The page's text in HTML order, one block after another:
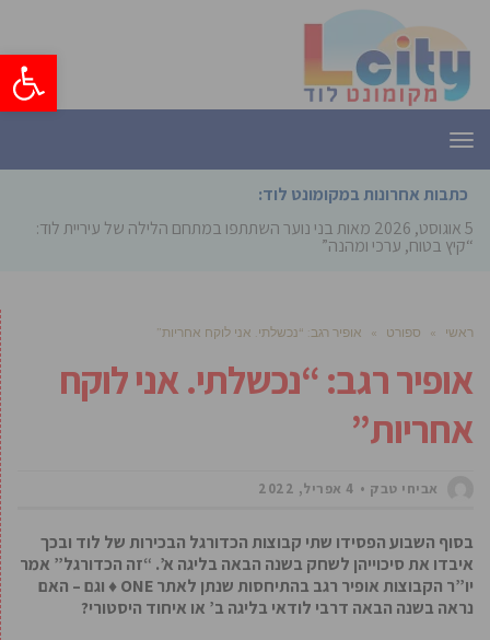
פתח
תפריט
כתבות אחרונות במקומונט לוד:
5 אוגוסט, 2026
מאות בני נוער השתתפו במתחם הלילה של עיריית לוד:
“קיץ בטוח, ערכי ומהנה”
ראשי » ספורט » אופיר רגב: “נכשלתי. אני לוקח אחריות”
אופיר רגב: “נכשלתי. אני לוקח
אחריות”
אביחי טבק 4 אפריל, 2022
בסוף השבוע הפסידו שתי קבוצות הכדורגל הבכירות של לוד ובכך
איבדו את סיכוייהן לשחק בשנה הבאה בליגה א’. “זה הכדורגל” אמר
יו”ר הקבוצות אופיר רגב בהתיחסות שנתן לאתר ONE ♦ וגם – האם
נראה בשנה הבאה דרבי לודאי בליגה ב’ או איחוד היסטורי?